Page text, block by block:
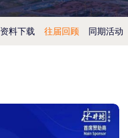
资料下载 往届回顾 同期活动